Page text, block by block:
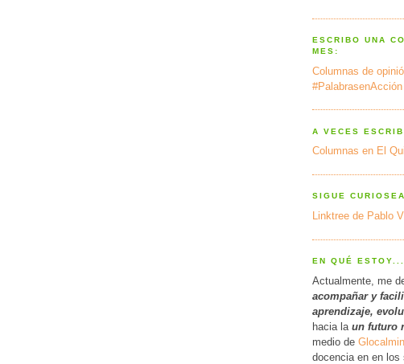
ESCRIBO UNA
MES:
Columnas de
#PalabrasenAcción
A VECES
Columnas en El
SIGUE
Linktree de Pablo
EN QUÉ ESTOY...
Actualmente, me
acompañar y
aprendizaje,
hacia la un futuro
medio de
docencia en en los